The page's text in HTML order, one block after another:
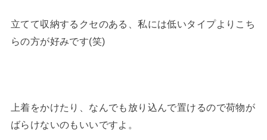
立てて収納するクセのある、私には低いタイプよりこち
らの方が好みです(笑)
上着をかけたり、なんでも放り込んで置けるので荷物が
ばらけないのもいいですよ。